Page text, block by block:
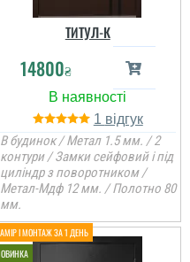
ТИТУЛ-К
14800₴
1
В будинок / Метал 1.5 мм. / 2
контури / Замки сейфовий і під
циліндр з поворотником /
Метал-Мдф 12 мм. / Полотно 80
мм.